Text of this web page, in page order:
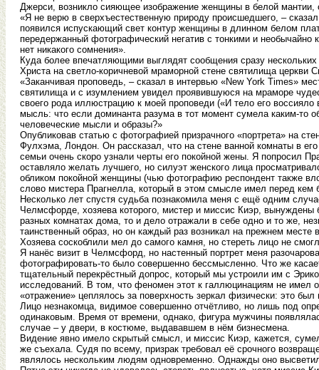
Джерси, возникло сияющее изображение женщины в белой мантии,
«Я не верю в сверхъестественную природу происшедшего, –
появился испускающий свет контур женщины в длинном белом
передержанный фотографический негатив с тонкими и
нет никакого сомнения».
Куда более впечатляющими выглядят сообщения сразу
Христа на светло-коричневой мраморной стене святилища
«Заканчивая проповедь, – сказал в интервью «New York Times»
святилища и с изумлением увидел проявившуюся на мраморе
своего рода иллюстрацию к моей проповеди («И тело его
мысль: что если доминанта разума в тот момент сумела каким-то
человеческие мысли и образы?»
Опубликовав статью с фотографией призрачного «портрета» на
Фулхэма, Лондон. Он рассказал, что на стене ванной комнаты в
семьи очень скоро узнали черты его покойной жены. Я попросил
оставляло желать лучшего, но силуэт женского лица
обликом покойной женщины (чью фотографию респондент также
слово мистера Прагнелла, который в этом смысле имел перед
Несколько лет спустя судьба познакомила меня с ещё одним
Челмсфорде, хозяева которого, мистер и миссис Киэр,
разных комнатах дома, то и дело отражали в себе одно и то же,
таинственный образ, но он каждый раз возникал на прежнем
Хозяева соскоблили мел до самого камня, но стереть лицо не
Я нанёс визит в Челмсфорд, но настенный портрет меня
фотографировать-то было совершенно бессмысленно. Что же
тщательный перекрёстный допрос, который мы устроили им с
исследований. В том, что феномен этот к галлюцинациям не имел
«отражение» цеплялось за поверхность зеркал физически: это
Лицо незнакомца, видимое совершенно отчётливо, но лишь под
одинаковым. Время от времени, однако, фигура мужчины
случае – у двери, в костюме, выдававшем в нём бизнесмена.
Видение явно имело скрытый смысл, и миссис Киэр, кажется,
же съехала. Судя по всему, призрак требовал её срочного
являлось нескольким людям одновременно. Однажды оно